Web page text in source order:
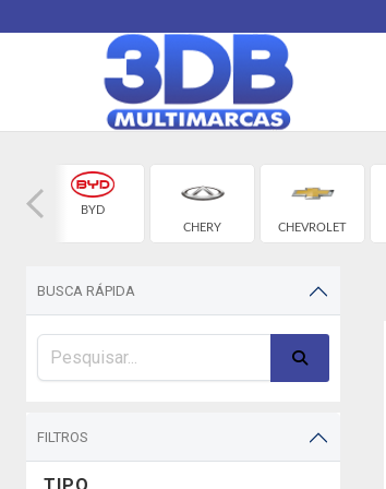
BYD
CHERY
CHEVROLET
BUSCA RÁPIDA
FILTROS